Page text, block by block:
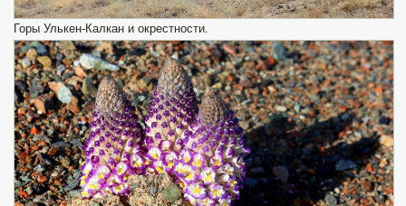
Горы Улькен-Калкан и окрестности.